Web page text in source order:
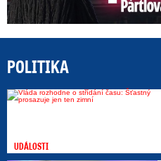
POLITIKA
UDÁLOSTI